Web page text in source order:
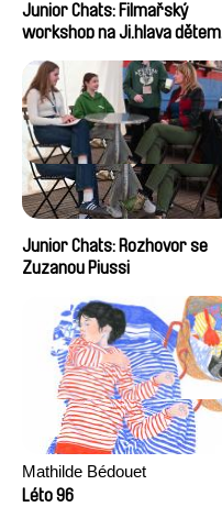
Junior Chats: Filmařský
workshop na Ji.hlava dětem
Junior Chats: Rozhovor se
Zuzanou Piussi
Mathilde Bédouet
Léto 96